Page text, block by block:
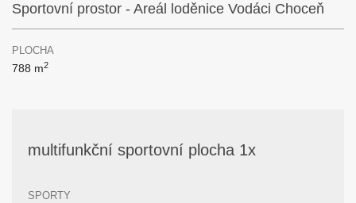
Sportovní prostor - Areál loděnice Vodáci Choceň
PLOCHA
788 m2
multifunkční sportovní plocha 1x
SPORTY